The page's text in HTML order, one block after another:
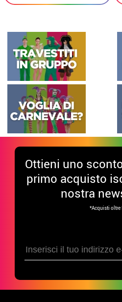
Ottieni uno
primo acquisto
nostra
*Acquisti oltre